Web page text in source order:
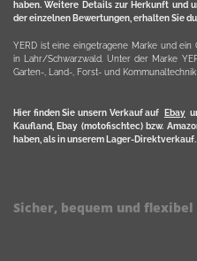
haben. Weitere Details zur Herkunft und
der einzelnen Bewertungen, erhalten Sie
YERD ist eine eingetragene Marke und
in Lahr/Schwarzwald. Unter der Marke
Garten-, Land-, Forst- und
Hier finden Sie unsern Verkauf auf Ebay
Kaufland, Ebay (motofischtec) bzw.
haben, als in unserem Lager-Direktverkauf.
Sicher, bequem und flexibel